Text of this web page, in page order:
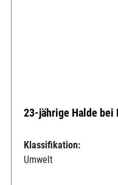
23-jährige Halde bei
Klassifikation:
Umwelt